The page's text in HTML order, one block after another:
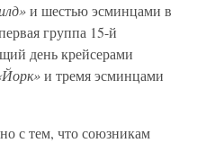
и шестью эсминцами в
группа 15-й
день крейсерами
и тремя эсминцами
с тем, что союзникам